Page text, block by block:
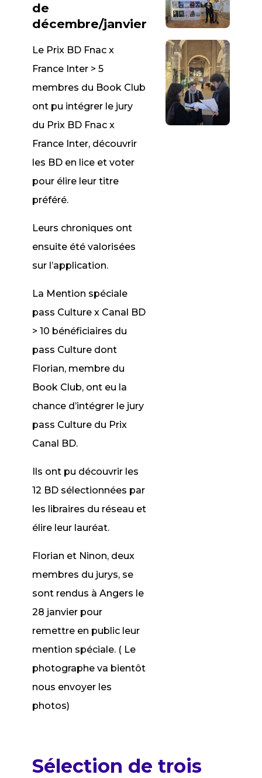
de
décembre/janvier
Le Prix BD Fnac x
France Inter > 5
membres du Book Club
ont pu intégrer le jury
du Prix BD Fnac x
France Inter, découvrir
les BD en lice et voter
pour élire leur titre
préféré.
Leurs chroniques ont
ensuite été valorisées
sur l’application.
La Mention spéciale
pass Culture x Canal BD
> 10 bénéficiaires du
pass Culture dont
Florian, membre du
Book Club, ont eu la
chance d’intégrer le jury
pass Culture du Prix
Canal BD.
Ils ont pu découvrir les
12 BD sélectionnées par
les libraires du réseau et
élire leur lauréat.
Florian et Ninon, deux
membres du jurys, se
sont rendus à Angers le
28 janvier pour
remettre en public leur
mention spéciale. ( Le
photographe va bientôt
nous envoyer les
photos)
Sélection de trois